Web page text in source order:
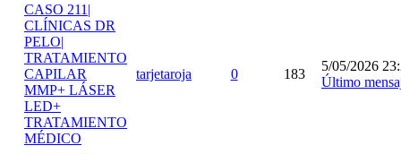
CASO 211|
CLÍNICAS DR
PELO|
TRATAMIENTO
CAPILAR
MMP+ LÁSER
LED+
TRATAMIENTO
MÉDICO
tarjetaroja 0 183
5/05/2026
Último